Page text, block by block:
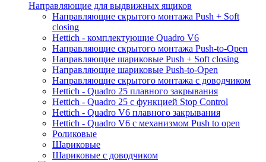
Направляющие для выдвижных ящиков
Направляющие скрытого монтажа Push + Soft
closing
Hettich - комплектующие Quadro V6
Направляющие скрытого монтажа Push-to-Open
Направляющие шариковые Push + Soft closing
Направляющие шариковые Push-to-Open
Направляющие скрытого монтажа с доводчиком
Hettich - Quadro 25 плавного закрывания
Hettich - Quadro 25 с функцией Stop Control
Hettich - Quadro V6 плавного закрывания
Hettich - Quadro V6 с механизмом Push to open
Роликовые
Шариковые
Шариковые с доводчиком